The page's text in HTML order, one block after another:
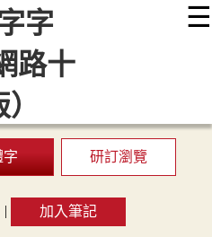
☰
輯說明
字 研訂瀏覽
| 加入筆記